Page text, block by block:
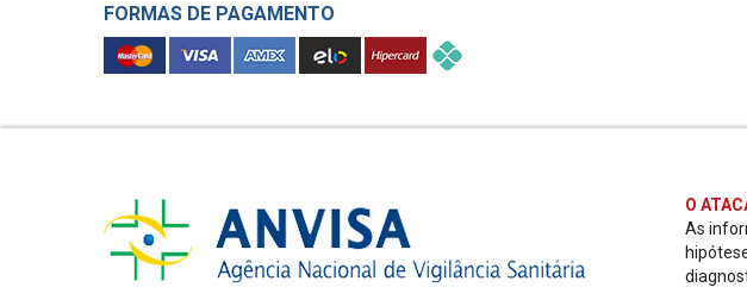
FORMAS DE PAGAMENTO
O
As